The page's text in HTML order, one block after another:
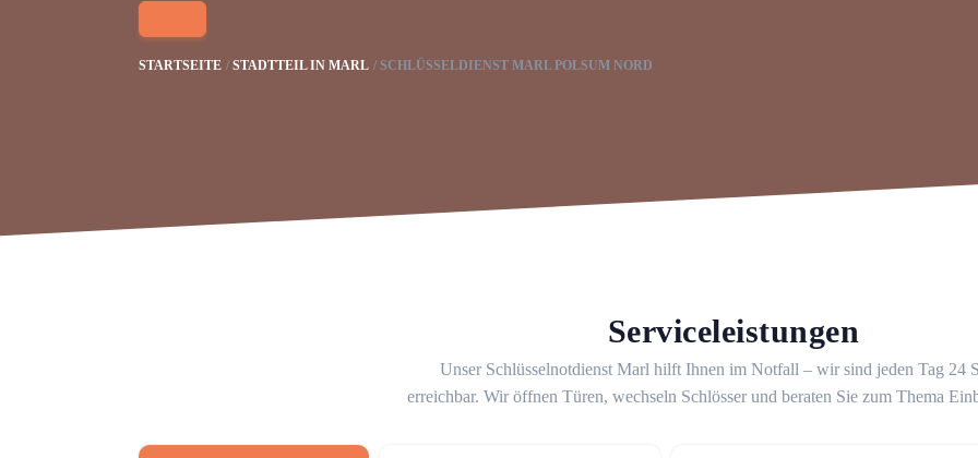
STARTSEITE STADTTEIL IN MARL SCHLÜSSELDIENST MARL POLSUM NORD
Serviceleistungen
Unser Schlüsselnotdienst Marl hilft Ihnen im Notfall – wir sind jeden Tag 24
erreichbar. Wir öffnen Türen, wechseln Schlösser und beraten Sie zum Thema